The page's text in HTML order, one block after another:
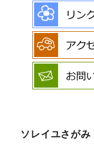
ソレイユさがみ